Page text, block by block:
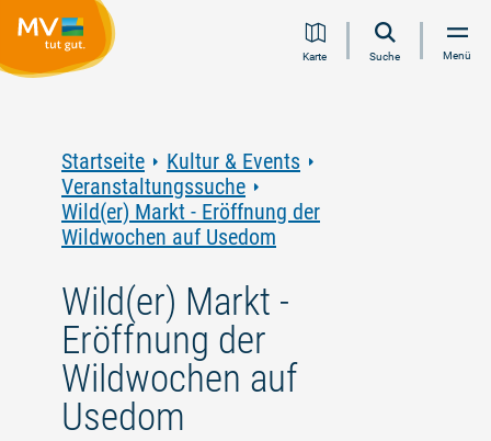
Inhalt
Navigation
Volltextsuche
FooterKarte Suche Menü
Startseite
Kultur & Events
Veranstaltungssuche
Wild(er) Markt - Eröffnung der
Wildwochen auf Usedom
Wild(er) Markt -
Eröffnung der
Wildwochen auf
Usedom